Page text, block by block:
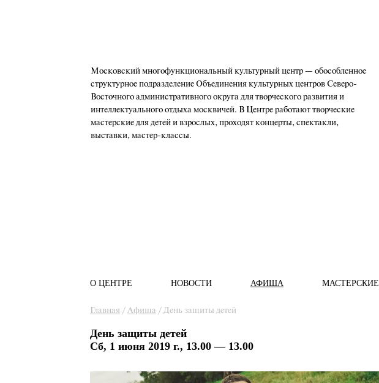
Московский многофункциональный культурный центр — обособленное
структурное подразделение Объединения культурных центров Северо-
Восточного административного округа для творческого развития и
интеллектуального отдыха москвичей. В Центре работают творческие
мастерские для детей и взрослых, проходят концерты, спектакли,
выставки, мастер-классы.
Главное меню
О ЦЕНТРЕ НОВОСТИ АФИША МАСТЕРСКИЕ
Вы здесь
Главная / Афиша / День защиты детей
День защиты детей
Сб, 1 июня 2019 г., 13.00 — 13.00